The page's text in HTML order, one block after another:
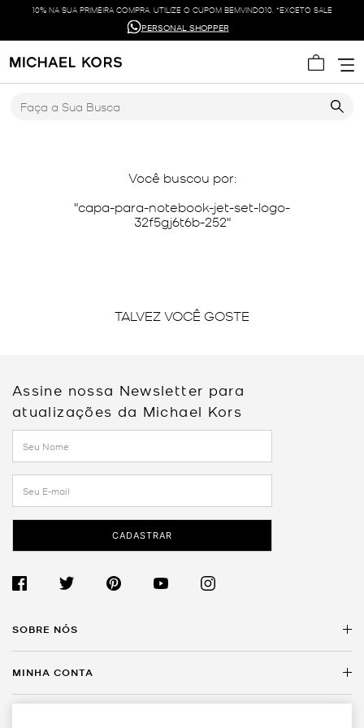
10% NA SUA PRIMEIRA COMPRA. UTILIZE O CUPOM BEMVINDO10. *EXCETO SALE
PERSONAL SHOPPER
Você buscou por:
capa-para-notebook-jet-set-logo-
32f5gj6t6b-252
TALVEZ VOCÊ GOSTE
Assine nossa Newsletter para
atualizações da Michael Kors
CADASTRAR
SOBRE NÓS
Encontre uma Loja
MINHA CONTA